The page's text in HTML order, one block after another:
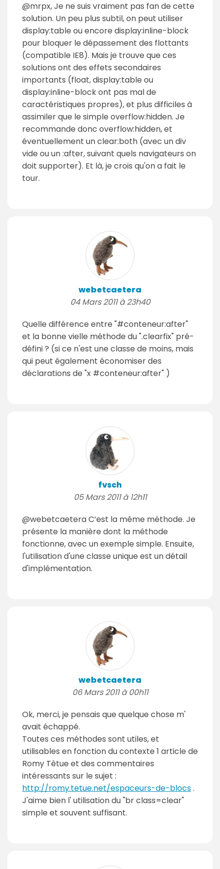
@mrpx, Je ne suis vraiment pas fan de cette
solution. Un peu plus subtil, on peut utiliser
display:table ou encore display:inline-block
pour bloquer le dépassement des flottants
(compatible IE8). Mais je trouve que ces
solutions ont des effets secondaires
importants (float, display:table ou
display:inline-block ont pas mal de
caractéristiques propres), et plus difficiles à
assimiler que le simple overflow:hidden. Je
recommande donc overflow:hidden, et
éventuellement un clear:both (avec un div
vide ou un :after, suivant quels navigateurs on
doit supporter). Et là, je crois qu'on a fait le
tour.
webetcaetera
04 Mars 2011 à 23h40
Quelle différence entre "#conteneur:after"
et la bonne vielle méthode du ".clearfix" pré-
défini ? (si ce n'est une classe de moins, mais
qui peut également économiser des
déclarations de "x #conteneur:after" )
fvsch
05 Mars 2011 à 12h11
@webetcaetera C’est la même méthode. Je
présente la manière dont la méthode
fonctionne, avec un exemple simple. Ensuite,
l'utilisation d'une classe unique est un détail
d'implémentation.
webetcaetera
06 Mars 2011 à 00h11
Ok, merci, je pensais que quelque chose m'
avait échappé.
Toutes ces méthodes sont utiles, et
utilisables en fonction du contexte 1 article de
Romy Têtue et des commentaires
intéressants sur le sujet :
http://romy.tetue.net/espaceurs-de-blocs.
J'aime bien l' utilisation du "br class=clear"
simple et souvent suffisant.